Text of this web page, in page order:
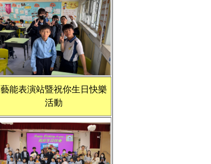
藝能表演站暨祝你生日快樂
活動